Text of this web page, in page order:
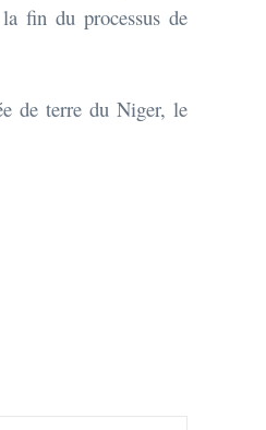
fin du processus de
de terre du Niger, le